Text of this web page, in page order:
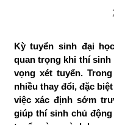
Kỳ tuyển sinh đại
quan trọng khi thí sinh
vọng xét tuyển.
nhiều thay đổi, đặc
việc xác định sớm
giúp thí sinh chủ